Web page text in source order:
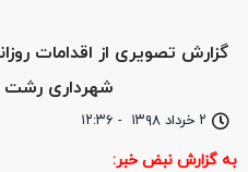
۲ خرداد ۱۳۹۸ - ۱۲:۳۶
گزارش تصویری از اقدامات
شهرداری رشت
به گزارش نبض خبر: